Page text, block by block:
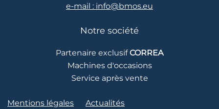
e-mail : info@bmos.eu
Notre société
Partenaire exclusifCORREA
Machines d'occasions
Service après vente
Mentions légales Actualités